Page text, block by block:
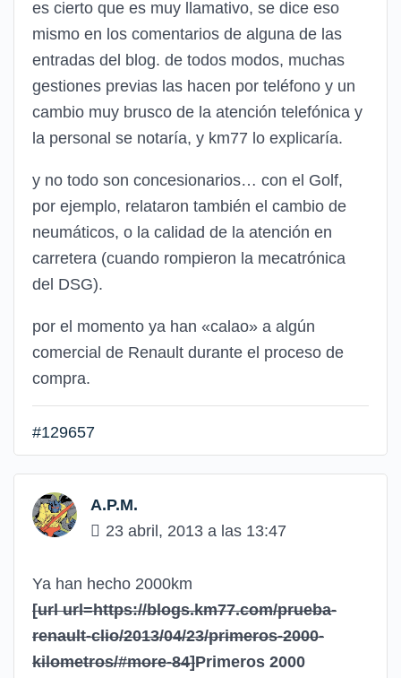
es cierto que es muy llamativo, se dice eso
mismo en los comentarios de alguna de las
entradas del blog. de todos modos, muchas
gestiones previas las hacen por teléfono y un
cambio muy brusco de la atención telefónica y
la personal se notaría, y km77 lo explicaría.
y no todo son concesionarios… con el Golf,
por ejemplo, relataron también el cambio de
neumáticos, o la calidad de la atención en
carretera (cuando rompieron la mecatrónica
del DSG).
por el momento ya han «calao» a algún
comercial de Renault durante el proceso de
compra.
#129657
A.P.M.
23 abril, 2013 a las 13:47
Ya han hecho 2000km
[url url=https://blogs.km77.com/prueba-
renault-clio/2013/04/23/primeros-2000-
kilometros/#more-84]Primeros 2000